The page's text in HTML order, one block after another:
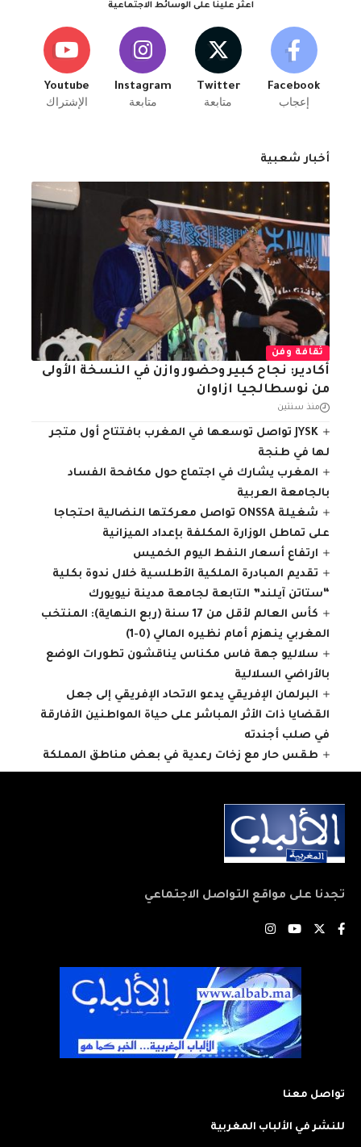
اعثر علينا على الوسائط الاجتماعية
Facebook
إعجاب
Twitter
متابعة
Instagram
متابعة
Youtube
الإشتراك
أخبار شعبية
ثقافة وفن
أكادير: نجاح كبير وحضور وازن في النسخة الأولى
من نوسطالجيا ازاوان
منذ سنتين
JYSK تواصل توسعها في المغرب بافتتاح أول متجر
لها في طنجة
المغرب يشارك في اجتماع حول مكافحة الفساد
بالجامعة العربية
شغيلة ONSSA تواصل معركتها النضالية احتجاجا
على تماطل الوزارة المكلفة بإعداد الميزانية
ارتفاع أسعار النفط اليوم الخميس
تقديم المبادرة الملكية الأطلسية خلال ندوة بكلية
“ستاتن آيلند” التابعة لجامعة مدينة نيويورك
كأس العالم لأقل من 17 سنة (ربع النهاية): المنتخب
المغربي ينهزم أمام نظيره المالي (0-1)
سلاليو جهة فاس مكناس يناقشون تطورات الوضع
بالأراضي السلالية
البرلمان الإفريقي يدعو الاتحاد الإفريقي إلى جعل
القضايا ذات الأثر المباشر على حياة المواطنين الأفارقة
في صلب أجندته
طقس حار مع زخات رعدية في بعض مناطق المملكة
تجدنا على مواقع التواصل الاجتماعي
تواصل معنا
للنشر في الألباب المغربية